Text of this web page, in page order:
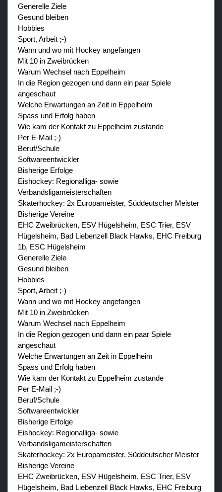
Generelle Ziele
Gesund bleiben
Hobbies
Sport, Arbeit ;-)
Wann und wo mit Hockey angefangen
Mit 10 in Zweibrücken
Warum Wechsel nach Eppelheim
In die Region gezogen und dann ein paar Spiele
angeschaut
Welche Erwartungen an Zeit in Eppelheim
Spass und Erfolg haben
Wie kam der Kontakt zu Eppelheim zustande
Per E-Mail ;-)
Beruf/Schule
Softwareentwickler
Bisherige Erfolge
Eishockey: Regionalliga- sowie
Verbandsligameisterschaften
Skaterhockey: 2x Europameister, Süddeutscher Meister
Bisherige Vereine
EHC Zweibrücken, ESV Hügelsheim, ESC Trier, ESV
Hügelsheim, Bad Liebenzell Black Hawks, EHC Freiburg
1b, ESC Hügelsheim
Generelle Ziele
Gesund bleiben
Hobbies
Sport, Arbeit ;-)
Wann und wo mit Hockey angefangen
Mit 10 in Zweibrücken
Warum Wechsel nach Eppelheim
In die Region gezogen und dann ein paar Spiele
angeschaut
Welche Erwartungen an Zeit in Eppelheim
Spass und Erfolg haben
Wie kam der Kontakt zu Eppelheim zustande
Per E-Mail ;-)
Beruf/Schule
Softwareentwickler
Bisherige Erfolge
Eishockey: Regionalliga- sowie
Verbandsligameisterschaften
Skaterhockey: 2x Europameister, Süddeutscher Meister
Bisherige Vereine
EHC Zweibrücken, ESV Hügelsheim, ESC Trier, ESV
Hügelsheim, Bad Liebenzell Black Hawks, EHC Freiburg